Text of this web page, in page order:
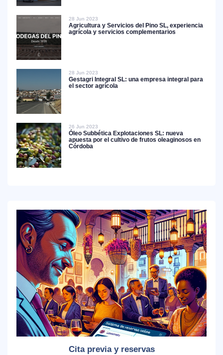
28 Jun 2023
Agricultura y Servicios del Pino SL, experiencia
agrícola y servicios complementarios
28 Jun 2023
Gestagri Integral SL: una empresa integral para
el sector agrícola
26 Jun 2023
Óleo Subbética Explotaciones SL: nueva
apuesta por el cultivo de frutos oleaginosos en
Córdoba
Cita previa y reservas